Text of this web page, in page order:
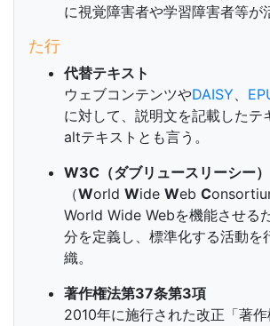
に視覚障害者や学習障害者等が
た行
代替テキスト
ウェブコンテンツやDAISY、
に対して、説明文を記載したテ
altテキストとも言う。
W3C（ダブリュースリーシー）
（World Wide Web C
World Wide Webを機能させる
分を定義し、標準化する活動を
織。
著作権法第37条第3項
2010年に施行された改正「著